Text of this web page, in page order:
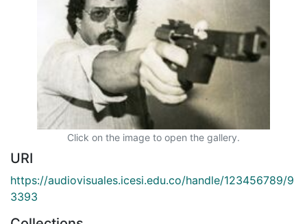
Click on the image to open the gallery.
URI
https://audiovisuales.icesi.edu.co/handle/123456789/9
3393